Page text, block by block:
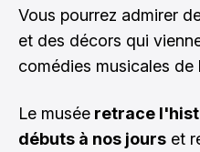
Vous pourrez admirer
et des décors qui
comédies musicales de
Le musée retrace
débuts à nos jours et